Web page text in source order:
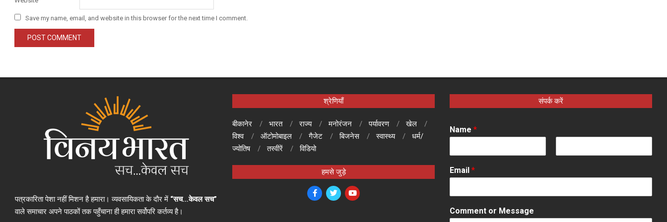
Save my name, email, and website in this browser for the next time I comment.
पत्रकारिता पेशा नहीं मिशन है हमारा। व्यवसायिकता के दौर में “सच…केवल सच”
वाले समाचार अपने पाठकों तक पहुँचाना ही हमारा सर्वोपरि कर्तव्य है।
श्रेणियाँ
बीकानेर भारत राज्य मनोरंजन पर्यावरण
खेल
विश्व
ऑटोमोबाइल गैजेट बिजनेस स्वास्थ्य
धर्म/
ज्योतिष
तस्वीरें विडियो
हमसे जुड़े
संपर्क करें
Name *
i
rEmail *
Comment or Message